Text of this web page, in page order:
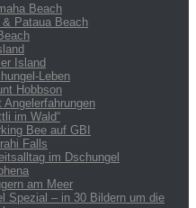
Beach
& Pataua Beach
Island
Leben
Hobbson
Angelerfahrungen
im Wald“
Bee auf GBI
Falls
im Dschungel
am Meer
Spezial – in 30 Bildern um die